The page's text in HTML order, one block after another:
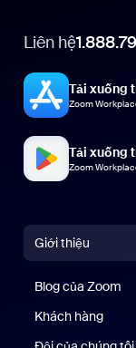
Liên hệ
Tải xuống
Zoom
Tải xuống
Zoom
Giới thiệu
Blog của Zoom
Khách hàng